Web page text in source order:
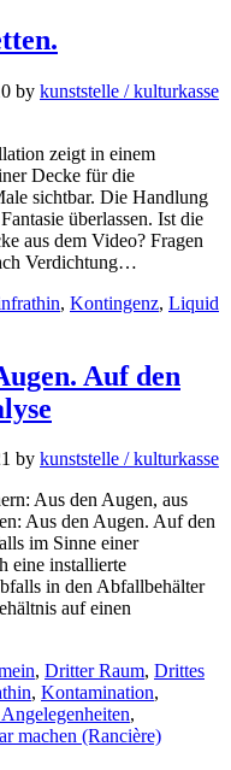
by kunststelle / kulturkasse
zeigt in einem
Decke für die
sichtbar. Die Handlung
überlassen. Ist die
aus dem Video? Fragen
Verdichtung…
, Kontingenz, Liquid
Auf den
by kunststelle / kulturkasse
Aus den Augen, aus
Aus den Augen. Auf den
im Sinne einer
eine installierte
in den Abfallbehälter
auf einen
, Dritter Raum, Drittes
, Kontamination,
,
machen (Rancière)